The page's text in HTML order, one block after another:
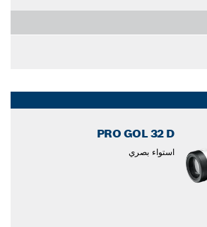
PRO GOL 32 D
استواء بصري